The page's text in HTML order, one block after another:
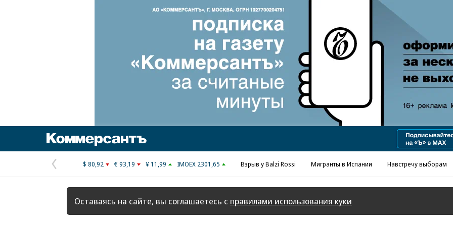
Предыдущая
страница
$ 80,92 € 93,19 ¥ 11,99 IMOEX 2301,65 Взрыв у Balzi Rossi Мигранты в Испании Навстречу выборам
Оставаясь на сайте, вы соглашаетесь с правилами использования куки